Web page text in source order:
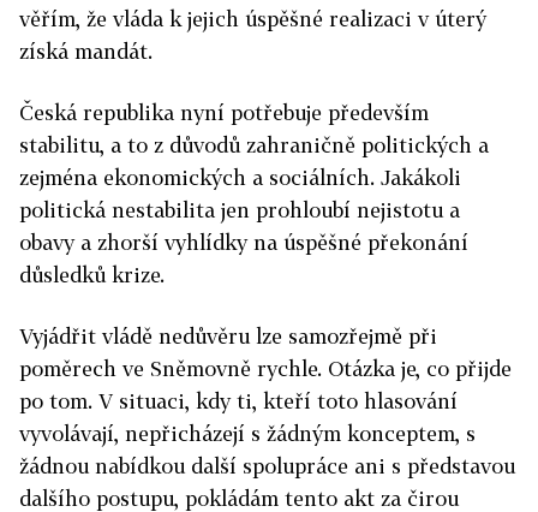
věřím, že vláda k jejich úspěšné realizaci v úterý
získá mandát.
Česká republika nyní potřebuje především
stabilitu, a to z důvodů zahraničně politických a
zejména ekonomických a sociálních. Jakákoli
politická nestabilita jen prohloubí nejistotu a
obavy a zhorší vyhlídky na úspěšné překonání
důsledků krize.
Vyjádřit vládě nedůvěru lze samozřejmě při
poměrech ve Sněmovně rychle. Otázka je, co přijde
po tom. V situaci, kdy ti, kteří toto hlasování
vyvolávají, nepřicházejí s žádným konceptem, s
žádnou nabídkou další spolupráce ani s představou
dalšího postupu, pokládám tento akt za čirou